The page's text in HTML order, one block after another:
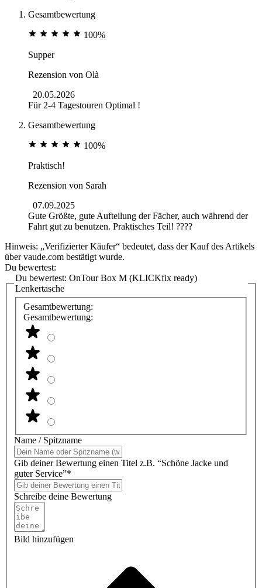
Gesamtbewertung
100%
Supper
Rezension von Olà
20.05.2026
Für 2-4 Tagestouren Optimal !
Gesamtbewertung
100%
Praktisch!
Rezension von Sarah
07.09.2025
Gute Größte, gute Aufteilung der Fächer, auch während der
Fahrt gut zu benutzen. Praktisches Teil! ????
Hinweis: „Verifizierter Käufer“ bedeutet, dass der Kauf des Artikels
über vaude.com bestätigt wurde.
Du bewertest:
Du bewertest: OnTour Box M (KLICKfix ready)
Lenkertasche
Gesamtbewertung:
Gesamtbewertung:
Name / Spitzname
Gib deiner Bewertung einen Titel z.B. “Schöne Jacke und
guter Service”*
Schreibe deine Bewertung
Bild hinzufügen